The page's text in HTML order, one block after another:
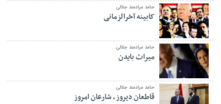
حامد مرادمند جلالی
کابینه آخرالزمانی
حامد مرادمند جلالی
میراث بایدن
حامد مرادمند جلالی
قاطعان دیروز ، شارعان امروز